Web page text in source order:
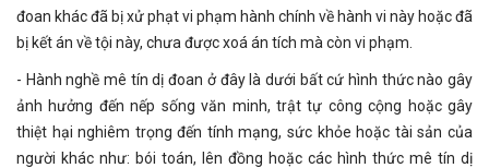
đoan khác đã bị xử phạt vi phạm hành chính về hành vi này hoặc đã
bị kết án về tội này, chưa được xoá án tích mà còn vi phạm.
- Hành nghề mê tín dị đoan ở đây là dưới bất cứ hình thức nào gây
ảnh hưởng đến nếp sống văn minh, trật tự công cộng hoặc gây
thiệt hại nghiêm trọng đến tính mạng, sức khỏe hoặc tài sản của
người khác như: bói toán, lên đồng hoặc các hình thức mê tín dị